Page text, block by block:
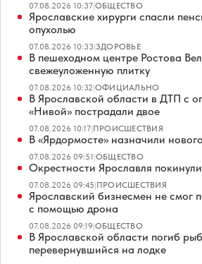
07.08.2026 10:37|ОБЩЕСТВО
Ярославские хирурги спасли
опухолью
07.08.2026 10:33|ЗДОРОВЬЕ
В пешеходном центре Ростова
свежеуложенную плитку
07.08.2026 10:32|ОФИЦИАЛЬНО
В Ярославской области в ДТП с
«Нивой» пострадали двое
07.08.2026 10:17|ПРОИСШЕСТВИЯ
В «Ярдормосте» назначили
07.08.2026 09:51|ОБЩЕСТВО
Окрестности Ярославля
07.08.2026 09:45|ПРОИСШЕСТВИЯ
Ярославский бизнесмен не смог
с помощью дрона
07.08.2026 09:19|ОБЩЕСТВО
В Ярославской области погиб
перевернувшийся на лодке